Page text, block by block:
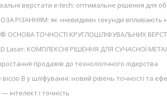
верстати e-tech: оптимальне рішення для
РІЗАННЯМ: як «невидимі» секунди впливають
ОСНОВА ТОЧНОСТІ КРУГЛОШЛІФУВАЛЬНИХ
Laser: КОМПЛЕКСНІ РІШЕННЯ ДЛЯ СУЧАСНОЇ
продажів до технологічного лідерства
B у шліфуванні: новий рівень точності та
— інтелект і точність